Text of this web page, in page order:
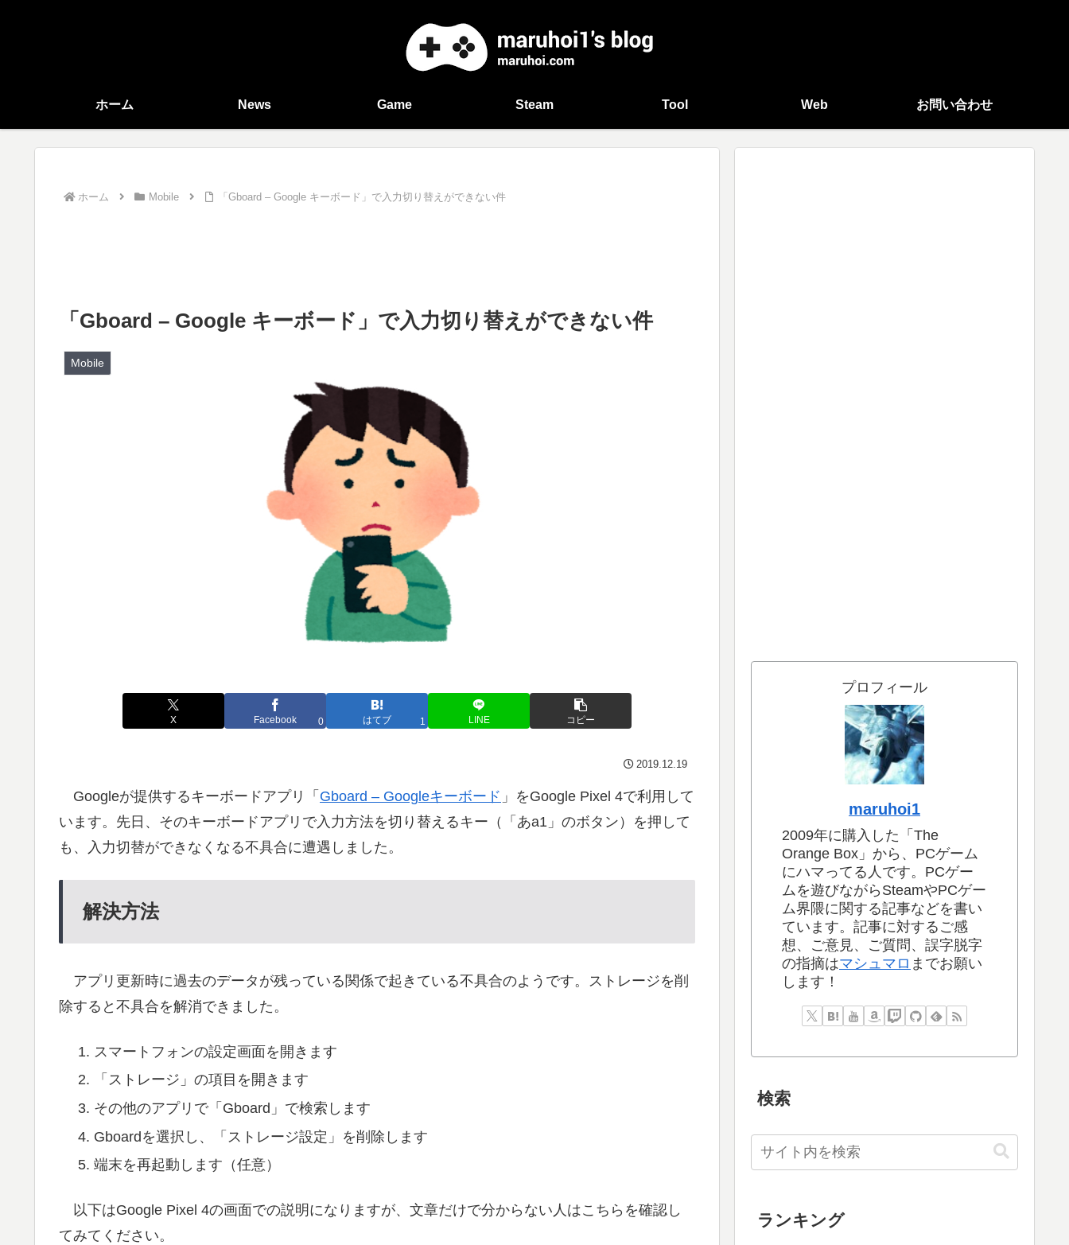
ホーム News Game Steam Tool Web お問い合わせ
ホーム Mobile 「Gboard – Google キーボード」で入力切り替えができない件
「Gboard – Google キーボード」で入力切り替えができない件
Mobile
X Facebook 0 はてブ 1 LINE コピー
2019.12.19
Googleが提供するキーボードアプリ「 Gboard – Googleキーボード 」をGoogle Pixel 4で利用して
います。先日、そのキーボードアプリで入力方法を切り替えるキー（「あa1」のボタン）を押して
も、入力切替ができなくなる不具合に遭遇しました。
解決方法
アプリ更新時に過去のデータが残っている関係で起きている不具合のようです。ストレージを削
除すると不具合を解消できました。
スマートフォンの設定画面を開きます
「ストレージ」の項目を開きます
その他のアプリで「Gboard」で検索します
Gboardを選択し、「ストレージ設定」を削除します
端末を再起動します（任意）
以下はGoogle Pixel 4の画面での説明になりますが、文章だけで分からない人はこちらを確認し
てみてください。
プロフィール
maruhoi1
2009年に購入した「The
Orange Box」から、PCゲーム
にハマってる人です。PCゲー
ムを遊びながらSteamやPCゲー
ム界隈に関する記事などを書い
ています。記事に対するご感
想、ご意見、ご質問、誤字脱字
の指摘はマシュマロ までお願い
します！
検索
ランキング